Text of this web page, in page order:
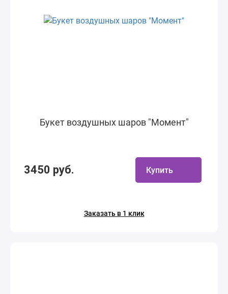
Букет воздушных шаров "Момент"
3450 руб. Купить
Заказать в 1 клик